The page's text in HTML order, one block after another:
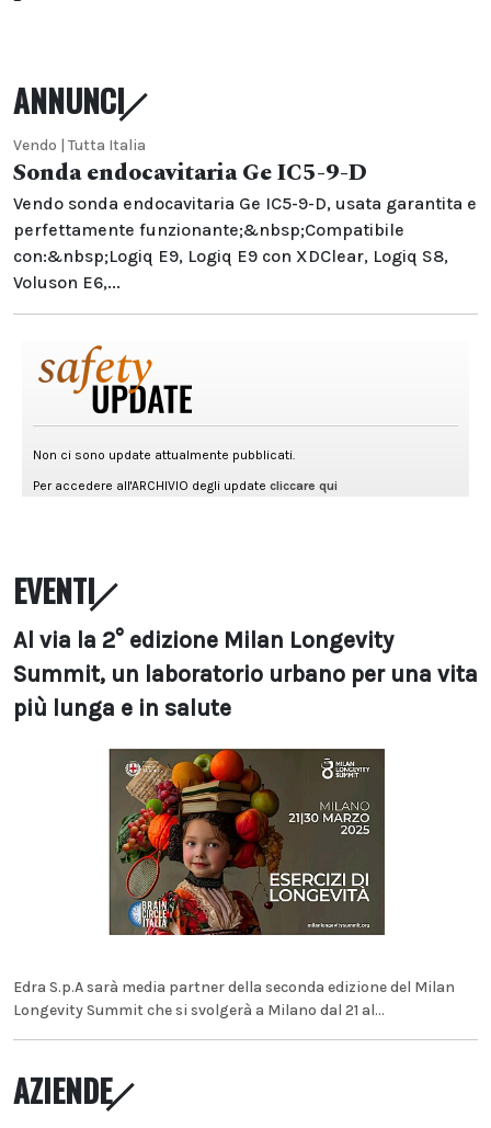
ANNUNCI
Vendo | Tutta Italia
Sonda endocavitaria Ge IC5-9-D
Vendo sonda endocavitaria Ge IC5-9-D, usata garantita e
perfettamente funzionante;&nbsp;Compatibile
con:&nbsp;Logiq E9, Logiq E9 con XDClear, Logiq S8,
Voluson E6,...
EVENTI
Al via la 2° edizione Milan Longevity
Summit, un laboratorio urbano per una vita
più lunga e in salute
Edra S.p.A sarà media partner della seconda edizione del Milan
Longevity Summit che si svolgerà a Milano dal 21 al...
AZIENDE